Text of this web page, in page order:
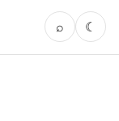
⌕ ☾